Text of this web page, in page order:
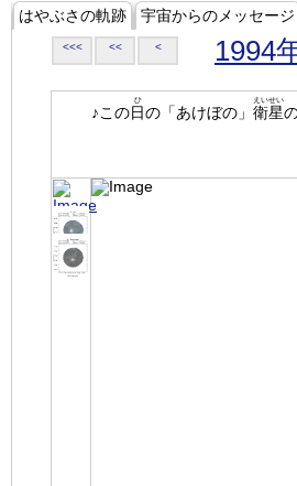
はやぶさの軌跡 宇宙からのメッセージ
<<< << < 1994
♪この日
ひ
の「あけぼの」 衛星
えいせい